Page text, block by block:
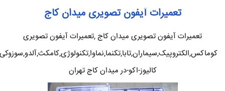
تعمیرات آیفون تصویری میدان کاج
تعمیرات آیفون تصویری میدان کاج ,تعمیرات آیفون تصویری
کوماکس,الکتروپیک,سیماران,تابا,تکنما,نماوا,تکنولوژی,کامکث,آلدو,سوزوکی
کالیوز-اکو-در میدان کاج تهران